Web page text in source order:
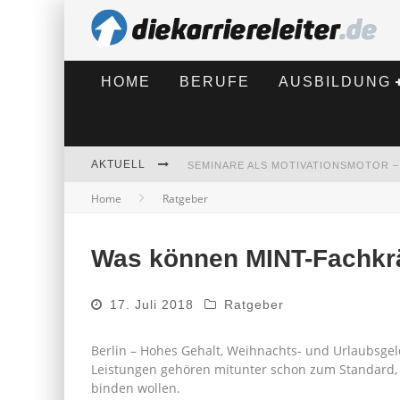
HOME BERUFE AUSBILDUNG
AKTUELL
Home Ratgeber
Was können MINT-
17. Juli 2018 Ratgeber
Berlin – Hohes Gehalt, Weihnachts- und
Leistungen gehören mitunter schon zum
binden wollen.